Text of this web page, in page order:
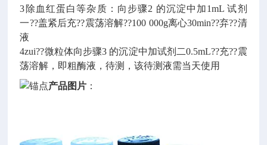
3除血红蛋白等杂质：向步骤2 的沉淀中加1mL 试剂
一??盖紧后充??震荡溶解??100 000g离心30min??弃??清
液
4zui??微粒体向步骤3 的沉淀中加试剂二0.5mL??充??震
荡溶解，即粗酶液，待测，该待测液需当天使用
产品图片 ：